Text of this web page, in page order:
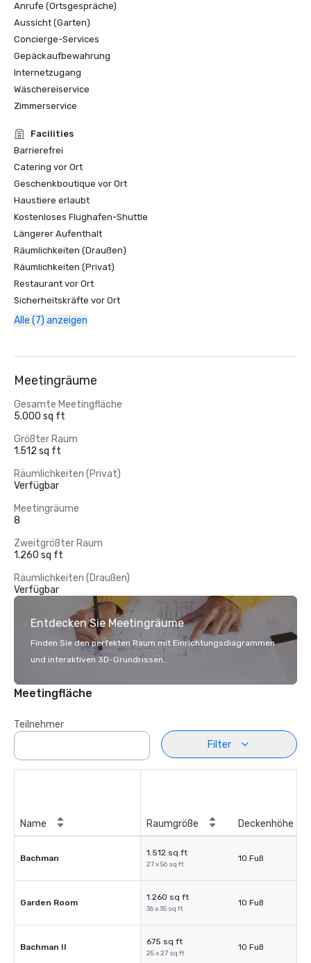
Anrufe (Ortsgespräche)
Aussicht (Garten)
Concierge-Services
Gepäckaufbewahrung
Internetzugang
Wäschereiservice
Zimmerservice
Facilities
Barrierefrei
Catering vor Ort
Geschenkboutique vor Ort
Haustiere erlaubt
Kostenloses Flughafen-Shuttle
Längerer Aufenthalt
Räumlichkeiten (Draußen)
Räumlichkeiten (Privat)
Restaurant vor Ort
Sicherheitskräfte vor Ort
Alle (7) anzeigen
Meetingräume
Gesamte Meetingfläche
5.000 sq ft
Größter Raum
1.512 sq ft
Räumlichkeiten (Privat)
Verfügbar
Meetingräume
8
Zweitgrößter Raum
1.260 sq ft
Räumlichkeiten (Draußen)
Verfügbar
Entdecken Sie Meetingräume
Finden Sie den perfekten Raum mit Einrichtungsdiagrammen
und interaktiven 3D-Grundrissen.
Meetingfläche
Teilnehmer
Filter
Name Raumgröße Deckenhöhe
Bachman
1.512 sq ft
27 x 56 sq ft
10 Fuß
Garden Room
1.260 sq ft
36 x 35 sq ft
10 Fuß
Bachman II
675 sq ft
25 x 27 sq ft
10 Fuß